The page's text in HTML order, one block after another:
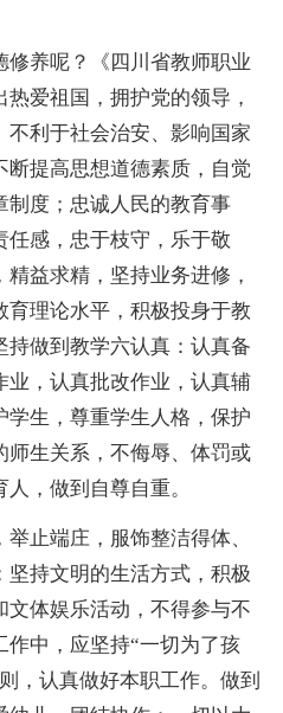
养呢？《四川省教师职业
爱祖国，拥护党的领导，
利于社会治安、影响国家
断提高思想道德素质，自觉
制度；忠诚人民的教育事
任感，忠于枝守，乐于敬
益求精，坚持业务进修，
理论水平，积极投身于教
持做到教学六认真：认真备
业，认真批改作业，认真辅
生，尊重学生人格，保护
师生关系，不侮辱、体罚或
，做到自尊自重。
止端庄，服饰整洁得体、
持文明的生活方式，积极
体娱乐活动，不得参与不
中，应坚持“一切为了孩
，认真做好本职工作。做到